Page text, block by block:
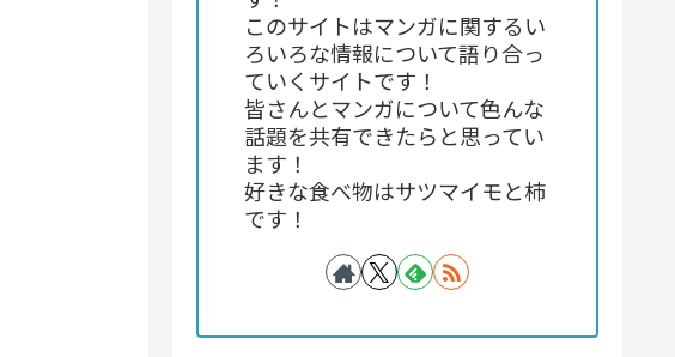
このサイトはマンガに関するい
ろいろな情報について語り合っ
ていくサイトです！
皆さんとマンガについて色んな
話題を共有できたらと思ってい
ます！
好きな食べ物はサツマイモと柿
です！